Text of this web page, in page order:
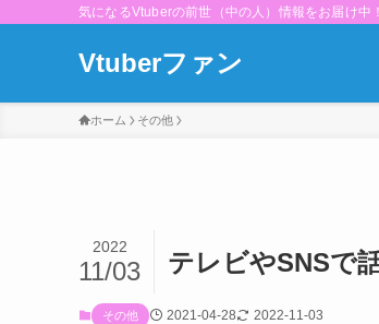
気になるVtuberの前世（中の人）情報をお届け中！
Vtuberファン
ホーム その他
テレビやSNSで
2022
11/03
その他 2021-04-28 2022-11-03